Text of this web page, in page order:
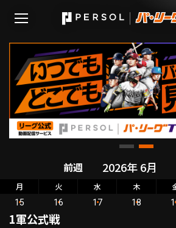
無料アカウント登録
HOME
日程･結果
前週
月 火 水 木
15 16 17 18
1軍公式戦